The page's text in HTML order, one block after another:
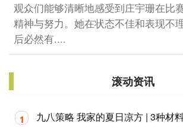
观众们能够清晰地感受到庄宇珊在比
精神与努力。她在状态不佳和表现不
后必然有....
滚动资讯
1